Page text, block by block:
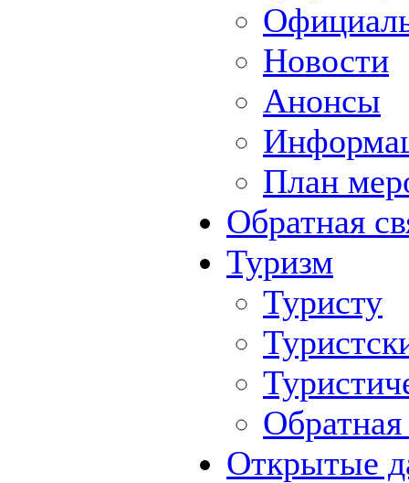
Новости
Анонсы
План
Обратная
Туризм
Туристу
Обратная
Открытые